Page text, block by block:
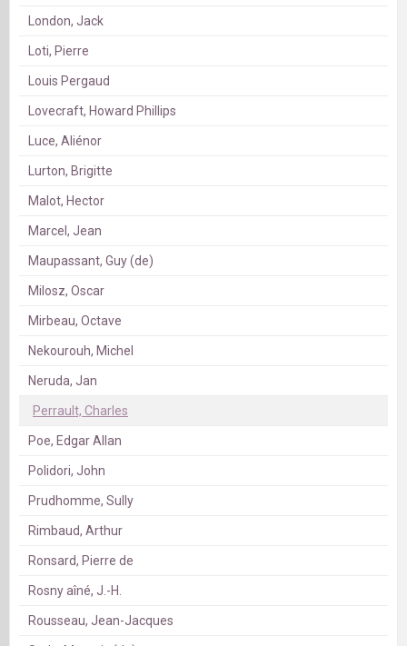
London, Jack
Loti, Pierre
Louis Pergaud
Lovecraft, Howard Phillips
Luce, Aliénor
Lurton, Brigitte
Malot, Hector
Marcel, Jean
Maupassant, Guy (de)
Milosz, Oscar
Mirbeau, Octave
Nekourouh, Michel
Neruda, Jan
Perrault, Charles
Poe, Edgar Allan
Polidori, John
Prudhomme, Sully
Rimbaud, Arthur
Ronsard, Pierre de
Rosny aîné, J.-H.
Rousseau, Jean-Jacques